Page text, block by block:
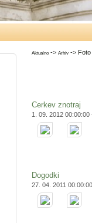
Aktualno ->Arhiv ->
Cerkev znotraj
1. 09. 2012
Dogodki
27. 04. 2011